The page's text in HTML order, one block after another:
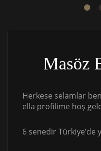
Masöz
Herkese selamlar
ella profilime hoş
6 senedir Türkiye’de